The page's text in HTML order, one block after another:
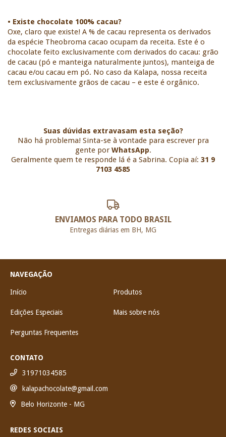
• Existe chocolate 100% cacau?
Oxe, claro que existe! A % de cacau representa os derivados
da espécie Theobroma cacao ocupam da receita. Este é o
chocolate feito exclusivamente com derivados do cacau: grão
de cacau (pó e manteiga naturalmente juntos), manteiga de
cacau e/ou cacau em pó. No caso da Kalapa, nossa receita
tem exclusivamente grãos de cacau – e este é orgânico.
Suas dúvidas extravasam esta seção?
Não há problema! Sinta-se à vontade para escrever pra
gente por WhatsApp.
Geralmente quem te responde lá é a Sabrina. Copia aí: 31 9
7103 4585
ENVIAMOS PARA TODO BRASIL
Entregas diárias em BH, MG
NAVEGAÇÃO
Início Produtos
Edições Especiais Mais sobre nós
Perguntas Frequentes
CONTATO
31971034585
kalapachocolate@gmail.com
Belo Horizonte - MG
REDES SOCIAIS